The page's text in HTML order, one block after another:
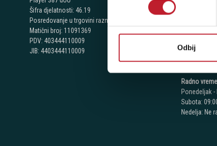
Odbij
Šifra djelatnosti: 46.19
Posredovanje u trgovini raznovrsnim proizvodima
Matični broj: 11091369
PDV: 403444110009
JIB: 4403444110009
+387 55 209
+387 55 209
Radno
Ponedeljak -
Subota:
Nedelja: Ne